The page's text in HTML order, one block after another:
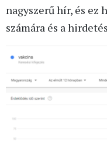
nagyszerű hír, és ez
számára és a